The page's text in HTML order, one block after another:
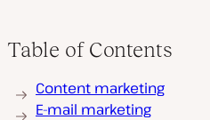
Table of Contents
Content marketing
E-mail marketing